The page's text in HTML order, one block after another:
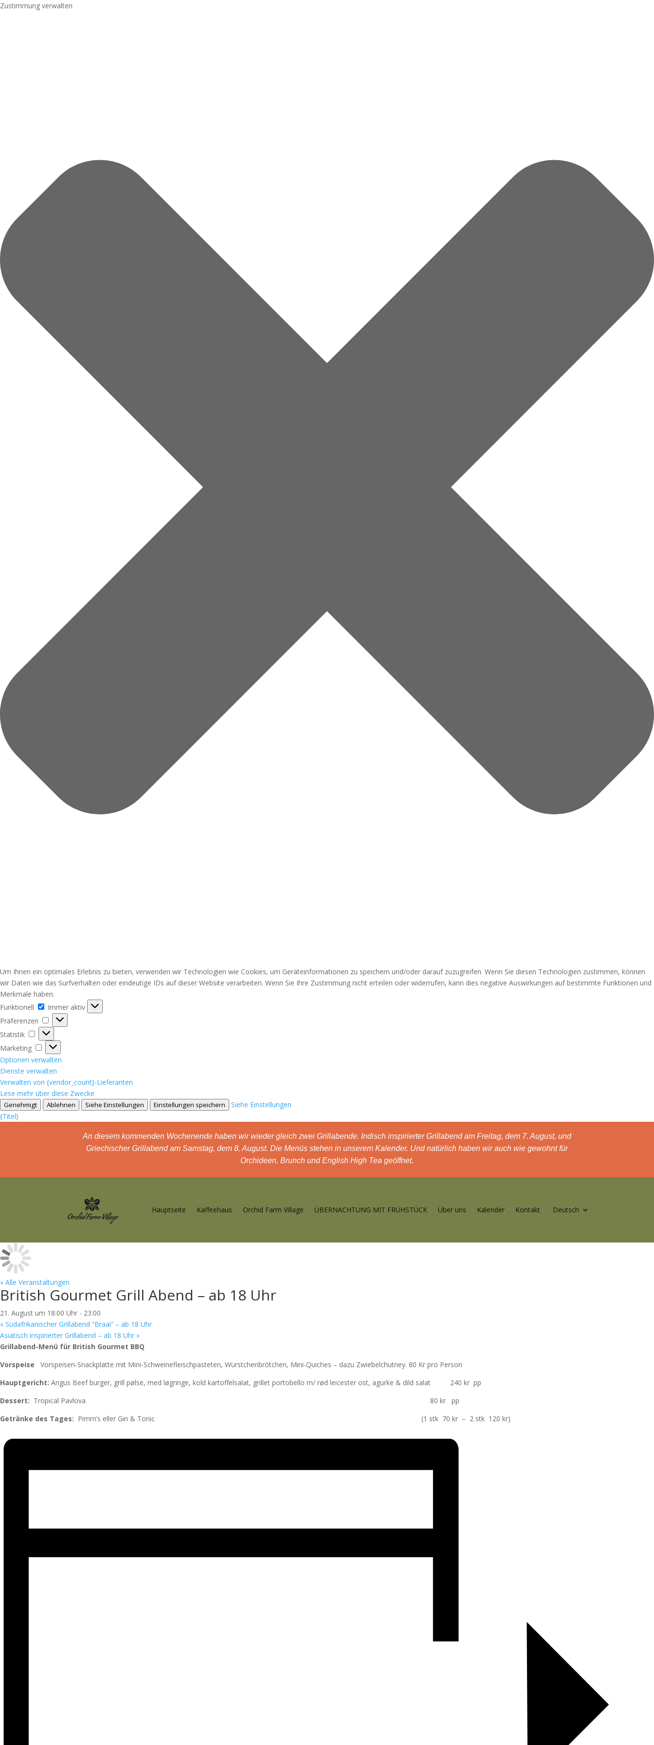
Zustimmung verwalten
Um Ihnen ein optimales Erlebnis zu bieten, verwenden wir Technologien wie Cookies, um Geräteinformationen zu speichern und/oder darauf zuzugreifen. Wenn Sie diesen Technologien zustimmen, können
wir Daten wie das Surfverhalten oder eindeutige IDs auf dieser Website verarbeiten. Wenn Sie Ihre Zustimmung nicht erteilen oder widerrufen, kann dies negative Auswirkungen auf bestimmte Funktionen und
Merkmale haben.
Funktionell
Funktionell
Immer aktiv
Präferenzen
Präferenzen
Statistik
Statistik
Marketing
Marketing
Optionen verwalten
Dienste verwalten
Verwalten von {vendor_count}-Lieferanten
Lese mehr über diese Zwecke
Genehmigt Ablehnen Siehe Einstellungen Einstellungen speichern
Siehe Einstellungen
{Titel}
An diesem kommenden Wochenende haben wir wieder gleich zwei Grillabende. Indisch inspirierter Grillabend am Freitag, dem 7. August, und
Griechischer Grillabend am Samstag, dem 8. August. Die Menüs stehen in unserem Kalender. Und natürlich haben wir auch wie gewohnt für
Orchideen, Brunch und English High Tea geöffnet.
Hauptseite Kaffeehaus Orchid Farm Village ÜBERNACHTUNG MIT FRÜHSTÜCK Über uns Kalender Kontakt Deutsch
« Alle Veranstaltungen
British Gourmet Grill Abend – ab 18 Uhr
21. August um 18:00 Uhr - 23:00
« Südafrikanischer Grillabend “Braai” – ab 18 Uhr
Asiatisch inspirierter Grillabend – ab 18 Uhr »
Grillabend-Menü für British Gourmet BBQ
Vorspeise Vorspeisen-Snackplatte mit Mini-Schweinefleischpasteten, Würstchenbrötchen, Mini-Quiches – dazu Zwiebelchutney. 80 Kr pro Person
Hauptgericht: Angus Beef burger, grill pølse, med løgringe, kold kartoffelsalat, grillet portobello m/ rød leicester ost, agurke & dild salat 240 kr pp
Dessert: Tropical Pavlova 80 kr pp
Getränke des Tages: Pimm’s eller Gin & Tonic (1 stk 70 kr – 2 stk 120 kr)